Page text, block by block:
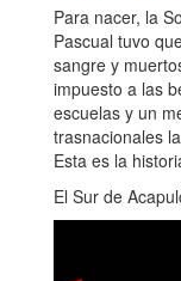
Para nacer, la
Pascual tuvo
sangre y
impuesto a las
escuelas y un
trasnacionales
Esta es la
El Sur de